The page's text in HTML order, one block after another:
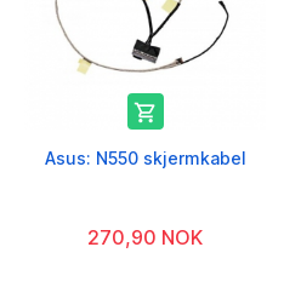

Asus: N550 skjermkabel
270,90 NOK